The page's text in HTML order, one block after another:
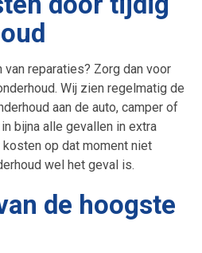
reparaties? Zorg dan voor
Wij zien regelmatig de
aan de auto, camper of
bijna alle gevallen in extra
op dat moment niet
wel het geval is.
de hoogste